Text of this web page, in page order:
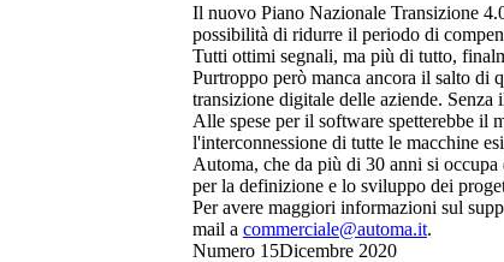
Il nuovo Piano Nazionale Transizione
possibilità di ridurre il periodo di
Tutti ottimi segnali, ma più di tutto,
Purtroppo però manca ancora il salto di
transizione digitale delle aziende.
Alle spese per il software spetterebbe il
l'interconnessione di tutte le macchine
Automa, che da più di 30 anni si
per la definizione e lo sviluppo dei
Per avere maggiori informazioni sul
mail a commerciale@automa.it.
Numero 15Dicembre 2020